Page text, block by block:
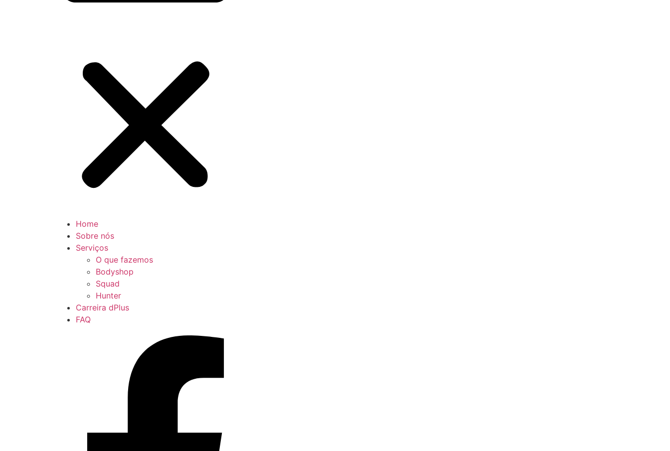
Home
Sobre nós
Serviços
O que fazemos
Bodyshop
Squad
Hunter
Carreira dPlus
FAQ